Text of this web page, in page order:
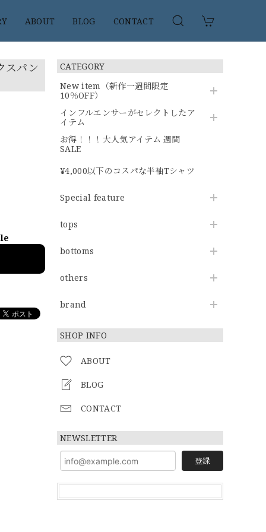
ABOUT BLOG CONTACT
CATEGORY
New item（新作一週間限定
10％OFF）
インフルエンサーがセレクトしたア
イテム
お得！！！大人気アイテム 週間
SALE
¥4,000以下のコスパな半袖Tシャツ
Special feature
tops
bottoms
others
brand
SHOP INFO
ABOUT
BLOG
CONTACT
NEWSLETTER
登録
スパン